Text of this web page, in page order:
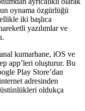
oynama özgürlüğü
iki başlıca
yazılımlar ve
kumarhane, iOS ve
app’leri oluşturur. Bu
Play Store’dan
adresinden
oldukça